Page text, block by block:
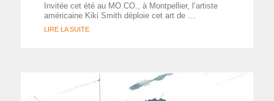
Invitée cet été au MO.CO., à Montpellier, l’artiste
américaine Kiki Smith déploie cet art de …
LIRE LA SUITE